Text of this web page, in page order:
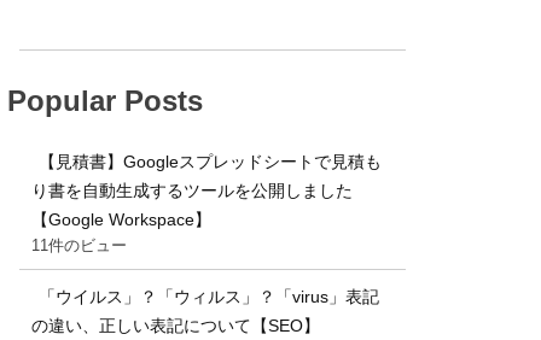
Popular Posts
【見積書】Googleスプレッドシートで見積も
り書を自動生成するツールを公開しました
【Google Workspace】
11件のビュー
「ウイルス」？「ウィルス」？「virus」表記
の違い、正しい表記について【SEO】